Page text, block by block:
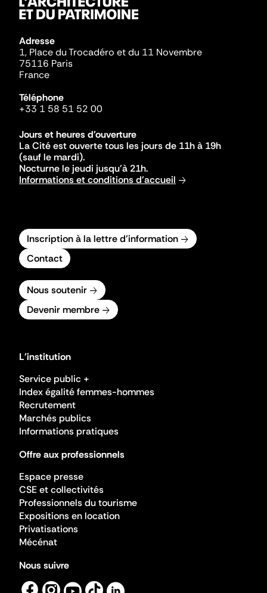
Adresse
1, Place du Trocadéro et du 11 Novembre
75116 Paris
France
Téléphone
+33 1 58 51 52 00
Jours et heures d'ouverture
La Cité est ouverte tous les jours de 11h à 19h
(sauf le mardi).
Nocturne le jeudi jusqu'à 21h.
Informations et conditions d'accueil
Inscription à la lettre d'information
Contact
Nous soutenir
Devenir membre
L'institution
Service public +
Index égalité femmes-hommes
Recrutement
Marchés publics
Informations pratiques
Offre aux professionnels
Espace presse
CSE et collectivités
Professionnels du tourisme
Expositions en location
Privatisations
Mécénat
Nous suivre